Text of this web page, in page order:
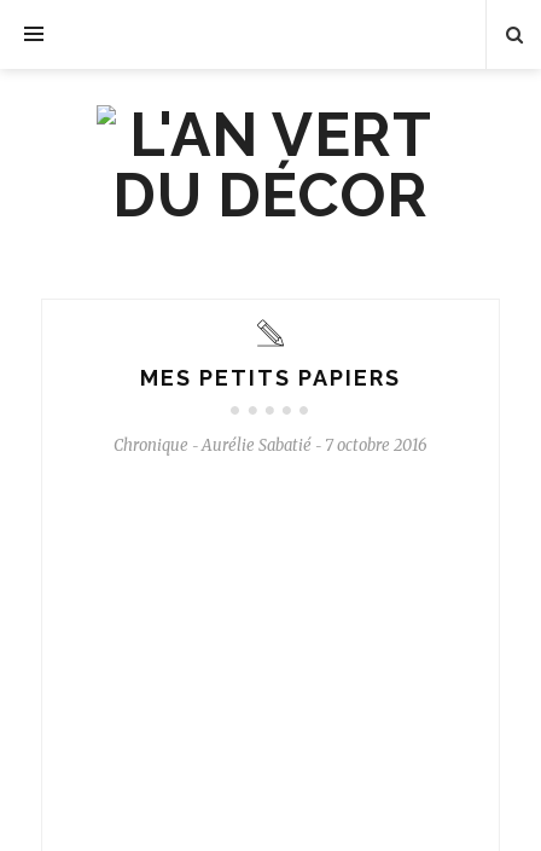
MES PETITS PAPIERS
Chronique - Aurélie Sabatié - 7 octobre 2016